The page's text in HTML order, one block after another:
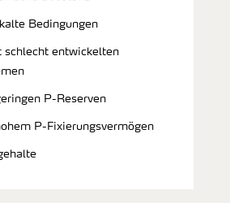
Bedingungen
schlecht entwickelten
P-Reserven
P-Fixierungsvermögen